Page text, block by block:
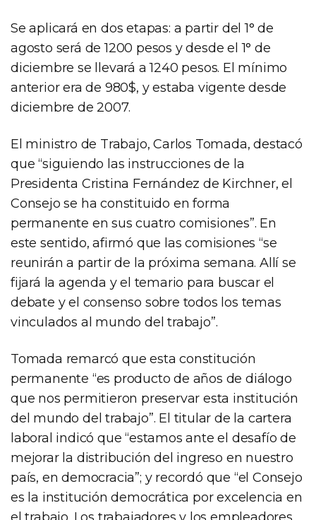
Se aplicará en dos etapas: a partir del 1° de
agosto será de 1200 pesos y desde el 1° de
diciembre se llevará a 1240 pesos. El mínimo
anterior era de 980$, y estaba vigente desde
diciembre de 2007.
El ministro de Trabajo, Carlos Tomada, destacó
que “siguiendo las instrucciones de la
Presidenta Cristina Fernández de Kirchner, el
Consejo se ha constituido en forma
permanente en sus cuatro comisiones”. En
este sentido, afirmó que las comisiones “se
reunirán a partir de la próxima semana. Allí se
fijará la agenda y el temario para buscar el
debate y el consenso sobre todos los temas
vinculados al mundo del trabajo”.
Tomada remarcó que esta constitución
permanente “es producto de años de diálogo
que nos permitieron preservar esta institución
del mundo del trabajo”. El titular de la cartera
laboral indicó que “estamos ante el desafío de
mejorar la distribución del ingreso en nuestro
país, en democracia”; y recordó que “el Consejo
es la institución democrática por excelencia en